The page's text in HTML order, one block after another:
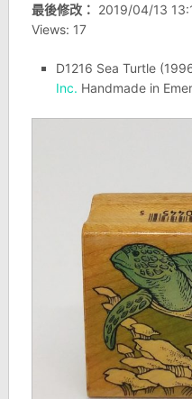
最後修改： 2019/04/13
Views: 17
D1216 Sea Turtle
Inc. Handmade in